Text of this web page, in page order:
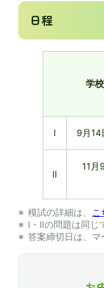
日程
学
Ⅰ 9月14
Ⅱ
11月
模試の詳細は、 こ
Ⅰ・Ⅱの問題は同じ
答案締切日は、マ